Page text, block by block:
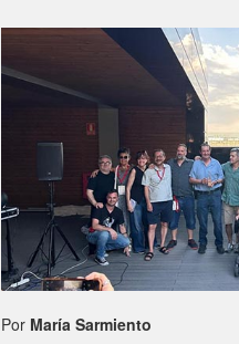
Por María Sarmiento